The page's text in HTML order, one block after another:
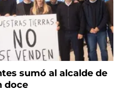
sumó al alcalde de
doce